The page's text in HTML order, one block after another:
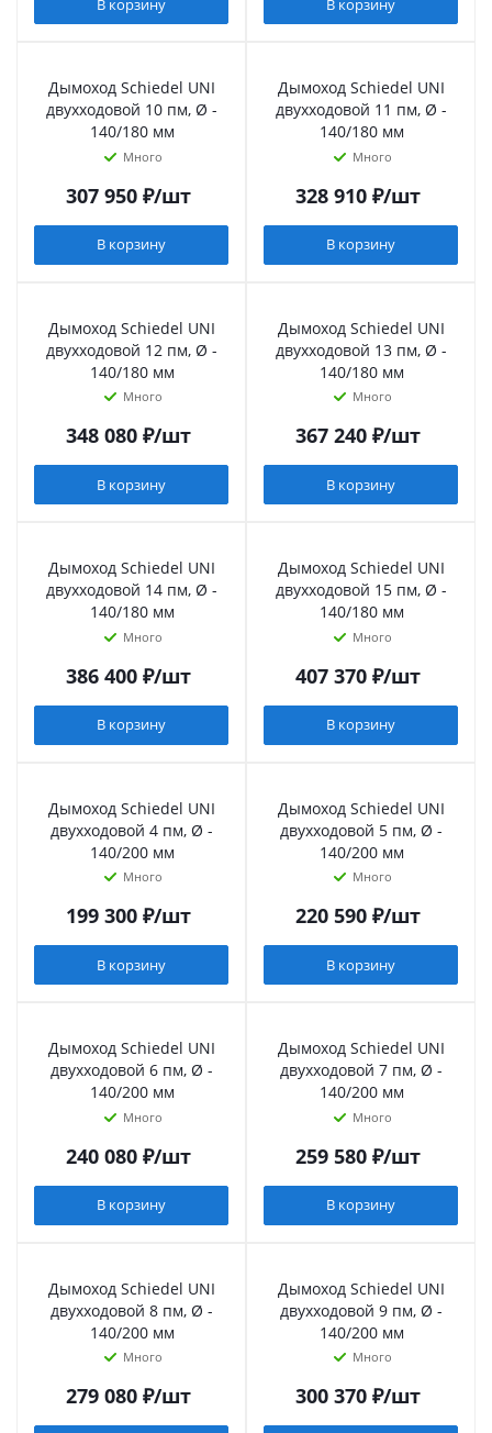
В корзину В корзину
Дымоход Schiedel UNI
двухходовой 10 пм, Ø -
140/180 мм
Много
307 950₽/шт
В корзину
Дымоход Schiedel UNI
двухходовой 11 пм, Ø -
140/180 мм
Много
328 910₽/шт
В корзину
Дымоход Schiedel UNI
двухходовой 12 пм, Ø -
140/180 мм
Много
348 080₽/шт
В корзину
Дымоход Schiedel UNI
двухходовой 13 пм, Ø -
140/180 мм
Много
367 240₽/шт
В корзину
Дымоход Schiedel UNI
двухходовой 14 пм, Ø -
140/180 мм
Много
386 400₽/шт
В корзину
Дымоход Schiedel UNI
двухходовой 15 пм, Ø -
140/180 мм
Много
407 370₽/шт
В корзину
Дымоход Schiedel UNI
двухходовой 4 пм, Ø -
140/200 мм
Много
199 300₽/шт
В корзину
Дымоход Schiedel UNI
двухходовой 5 пм, Ø -
140/200 мм
Много
220 590₽/шт
В корзину
Дымоход Schiedel UNI
двухходовой 6 пм, Ø -
140/200 мм
Много
240 080₽/шт
В корзину
Дымоход Schiedel UNI
двухходовой 7 пм, Ø -
140/200 мм
Много
259 580₽/шт
В корзину
Дымоход Schiedel UNI
двухходовой 8 пм, Ø -
140/200 мм
Много
279 080₽/шт
Дымоход Schiedel UNI
двухходовой 9 пм, Ø -
140/200 мм
Много
300 370₽/шт